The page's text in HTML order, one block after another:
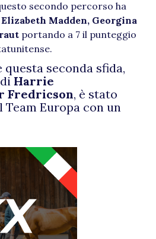
secondo percorso ha
Elizabeth Madden, Georgina
portando a 7 il punteggio
seconda sfida,
Harrie
Fredricson, è stato
Europa con un